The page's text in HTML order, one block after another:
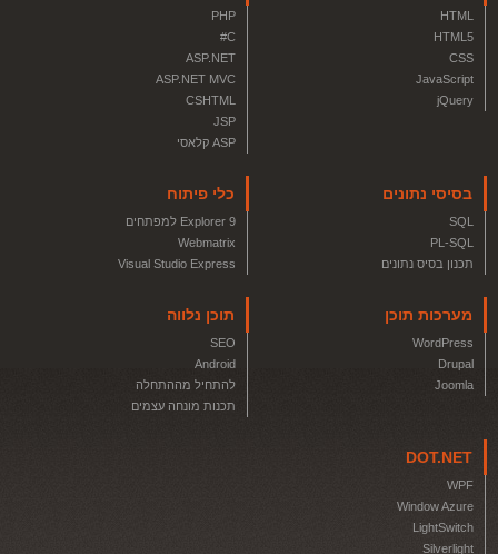
HTML
HTML5
CSS
JavaScript
jQuery
PHP
C#
ASP.NET
ASP.NET MVC
CSHTML
JSP
ASP קלאסי
בסיסי נתונים
SQL
PL-SQL
תכנון בסיס נתונים
כלי פיתוח
Explorer 9 למפתחים
Webmatrix
Visual Studio Express
מערכות תוכן
WordPress
Drupal
Joomla
תוכן נלווה
SEO
Android
להתחיל מההתחלה
תכנות מונחה עצמים
DOT.NET
WPF
Window Azure
LightSwitch
Silverlight